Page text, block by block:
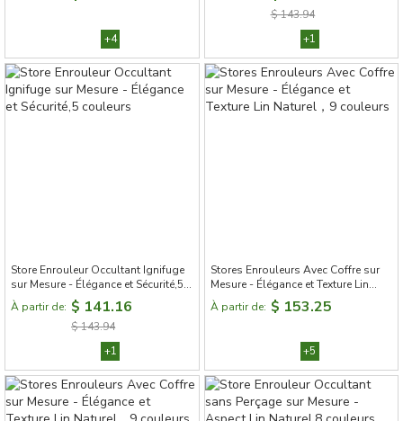
+4
$ 143.94
+1
Store Enrouleur Occultant Ignifuge
sur Mesure - Élégance et Sécurité,5
couleurs
À partir de: $ 141.16
$ 143.94
+1
Stores Enrouleurs Avec Coffre sur
Mesure - Élégance et Texture Lin
Naturel，9 couleurs
À partir de: $ 153.25
+5